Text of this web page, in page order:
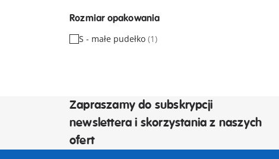
Rozmiar opakowania
S - małe pudełko (1)
Zapraszamy do subskrypcji
newslettera i skorzystania z naszych
ofert